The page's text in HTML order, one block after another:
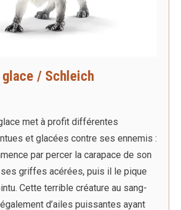
/ Schleich
met à profit différentes
et glacées contre ses ennemis :
par percer la carapace de son
griffes acérées, puis il le pique
Cette terrible créature au sang-
d’ailes puissantes ayant